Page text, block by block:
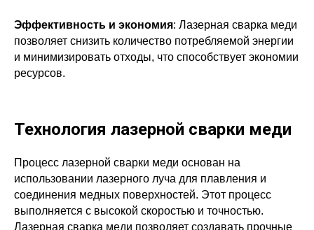
Эффективность и экономия: Лазерная сварка меди
позволяет снизить количество потребляемой энергии
и минимизировать отходы, что способствует экономии
ресурсов.
Технология лазерной сварки меди
Процесс лазерной сварки меди основан на
использовании лазерного луча для плавления и
соединения медных поверхностей. Этот процесс
выполняется с высокой скоростью и точностью.
Лазерная сварка меди позволяет создавать прочные